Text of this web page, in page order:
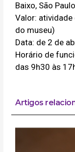
Baixo, São Paulo
Valor:
do museu)
Data: de 2 de
Horário de
das 9h30 às
Artigos